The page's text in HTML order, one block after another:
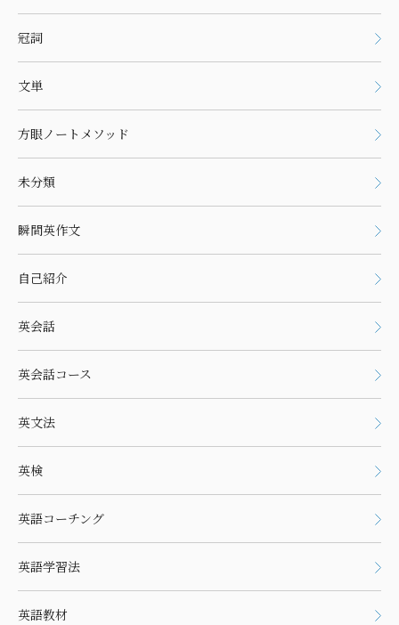
冠詞
文単
方眼ノートメソッド
未分類
瞬間英作文
自己紹介
英会話
英会話コース
英文法
英検
英語コーチング
英語学習法
英語教材